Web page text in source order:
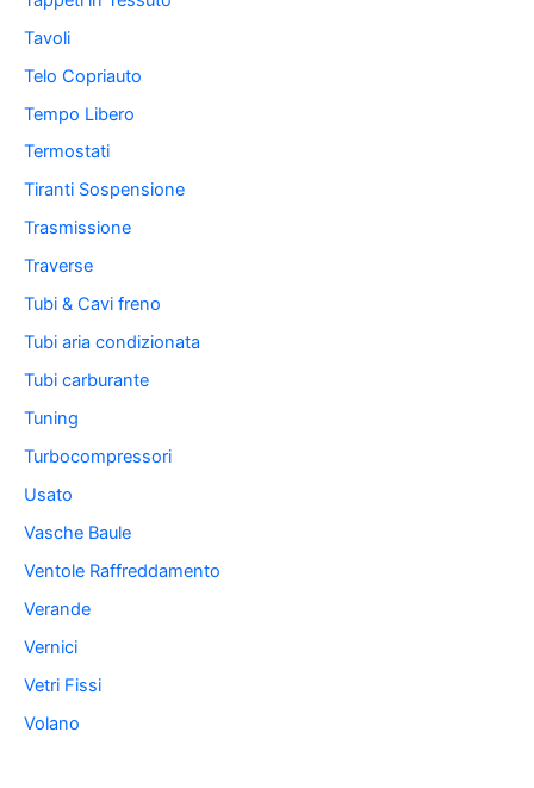
Tavoli
Telo Copriauto
Tempo Libero
Termostati
Tiranti Sospensione
Trasmissione
Traverse
Tubi & Cavi freno
Tubi aria condizionata
Tubi carburante
Tuning
Turbocompressori
Usato
Vasche Baule
Ventole Raffreddamento
Verande
Vernici
Vetri Fissi
Volano